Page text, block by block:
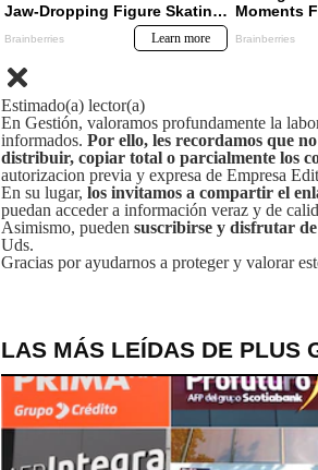
Estimado(a) lector(a)
En Gestión, valoramos profundamente la
informados. Por ello, les recordamos que
distribuir, copiar total o parcialmente los
autorizacion previa y expresa de Empresa
En su lugar, los invitamos a compartir el
puedan acceder a información veraz y de
Asimismo, pueden suscribirse y disfrutar
Uds.
Gracias por ayudarnos a proteger y valorar
LAS MÁS LEÍDAS DE PLUS